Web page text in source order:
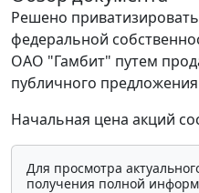
Решено
федеральной
ОАО "Гамбит" путем
публичного
Начальная цена акций
Для просмотра
получения полной